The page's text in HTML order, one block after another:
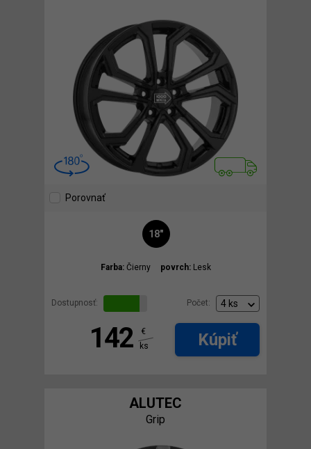
Porovnať
18"
Farba: Čierny povrch: Lesk
Dostupnosť: Počet:
142
€
ks
Kúpiť
ALUTEC
Grip